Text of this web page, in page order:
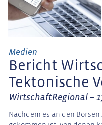
Medien
Bericht
Tektonische
WirtschaftRegional –
Nachdem es an den